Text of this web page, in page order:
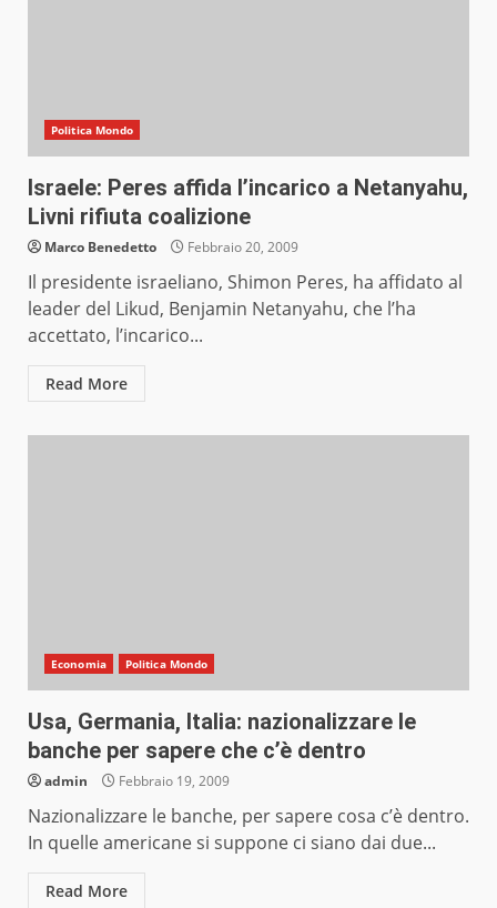
Politica Mondo
Israele: Peres affida l’incarico a Netanyahu,
Livni rifiuta coalizione
Marco Benedetto Febbraio 20, 2009
Il presidente israeliano, Shimon Peres, ha affidato al
leader del Likud, Benjamin Netanyahu, che l’ha
accettato, l’incarico...
Read More
Economia Politica Mondo
Usa, Germania, Italia: nazionalizzare le
banche per sapere che c’è dentro
admin Febbraio 19, 2009
Nazionalizzare le banche, per sapere cosa c’è dentro.
In quelle americane si suppone ci siano dai due...
Read More